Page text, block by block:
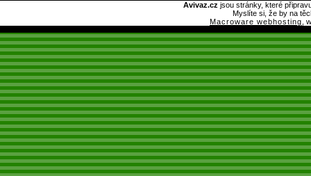
Avivaz.cz jsou stránky, které
Myslíte si, že by na
Macroware webhosting ,